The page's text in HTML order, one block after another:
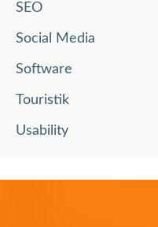
SEO
Social Media
Software
Touristik
Usability